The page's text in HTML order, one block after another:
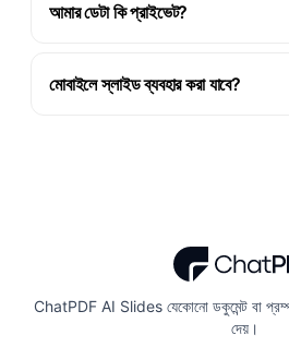
আমার ডেটা কি প্রাইভেট?
মোবাইলে স্লাইড ব্যবহার করা যাবে?
ChatPDF AI Slides যেকোনো ডকুমেন্ট বা
দেয়।